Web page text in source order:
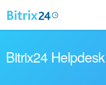
Bitrix24 Helpdesk